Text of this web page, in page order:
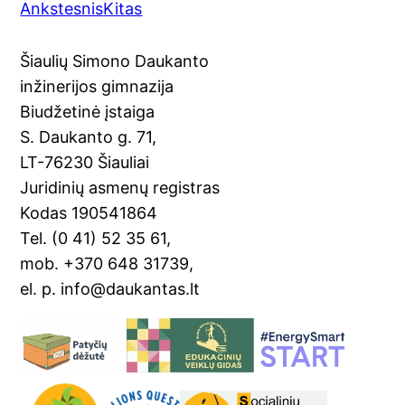
c
e
b
o
o
k
o
gl
e
Tr
a
n
sl
at
e
er
e
st
l
AnkstesnisKitas
Šiaulių Simono Daukanto
inžinerijos gimnazija
Biudžetinė įstaiga
S. Daukanto g. 71,
LT-76230 Šiauliai
Juridinių asmenų registras
Kodas 190541864
Tel. (0 41) 52 35 61,
mob. +370 648 31739,
el. p. info@daukantas.lt